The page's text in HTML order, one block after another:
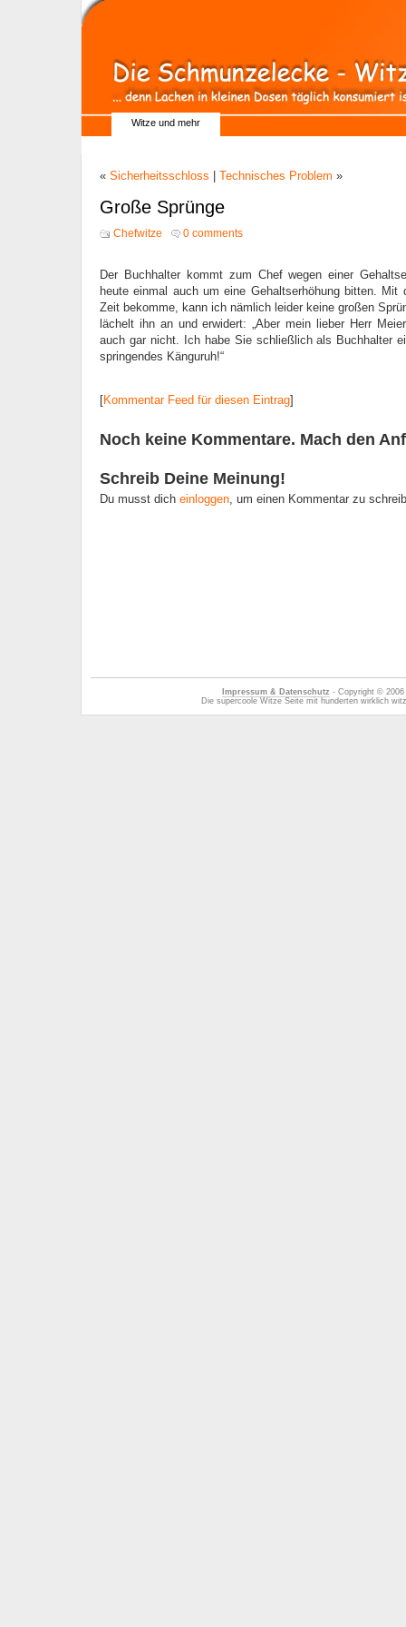
Witze und mehr
« Sicherheitsschloss Technisches Problem »
Große Sprünge
Chefwitze 0 comments
Der Buchhalter kommt zum Chef wegen einer
heute einmal auch um eine Gehaltserhöhung bitten.
Zeit bekomme, kann ich nämlich leider keine großen
lächelt ihn an und erwidert: „Aber mein lieber Herr
auch gar nicht. Ich habe Sie schließlich als Buchhalter
springendes Känguruh!“
[Kommentar Feed für diesen Eintrag]
Noch keine Kommentare. Mach den
Schreib Deine Meinung!
Du musst dich einloggen, um einen Kommentar zu
Impressum & Datenschutz - Copyright ©
Die supercoole Witze Seite mit hunderten wirklich